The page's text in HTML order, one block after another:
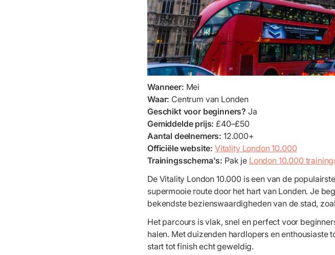
Wanneer: Mei
Waar: Centrum van Londen
Geschikt voor beginners? Ja
Gemiddelde prijs: £40–£50
Aantal deelnemers: 12.000+
Officiële website: Vitality London 10.000
Trainingsschema's: Pak je London 10.000
De Vitality London 10.000 is een van de
supermooie route door het hart van Londen. Je
bekendste bezienswaardigheden van de stad,
Het parcours is vlak, snel en perfect voor
halen. Met duizenden hardlopers en enthousiaste
start tot finish echt geweldig.